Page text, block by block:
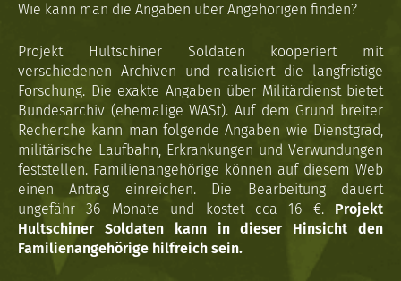
Wie kann man die Angaben über Angehörigen finden?
Projekt Hultschiner Soldaten kooperiert mit
verschiedenen Archiven und realisiert die langfristige
Forschung. Die exakte Angaben über Militärdienst bietet
Bundesarchiv (ehemalige WASt). Auf dem Grund breiter
Recherche kann man folgende Angaben wie Dienstgrad,
militärische Laufbahn, Erkrankungen und Verwundungen
feststellen. Familienangehörige können auf diesem Web
einen Antrag einreichen. Die Bearbeitung dauert
ungefähr 36 Monate und kostet cca 16 €. Projekt
Hultschiner Soldaten kann in dieser Hinsicht den
Familienangehörige hilfreich sein.